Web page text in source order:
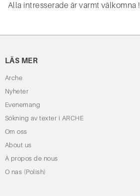
Alla intresserade är varmt välkomna !
LÄS MER
Arche
Nyheter
Evenemang
Sökning av texter i ARCHE
Om oss
About us
À propos de nous
O nas (Polish)